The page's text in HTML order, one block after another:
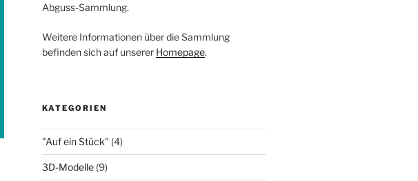
Abguss-Sammlung.
Weitere Informationen über die Sammlung
befinden sich auf unserer Homepage.
KATEGORIEN
"Auf ein Stück" (4)
3D-Modelle(9)